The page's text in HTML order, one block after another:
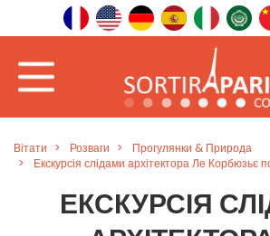
Вітати Розваги
Прогулянки & Природа
Екскурсія слідами архітектора Ле Корбюзьє
ЕКСКУРСІЯ